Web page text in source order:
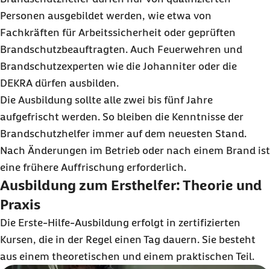
Personen ausgebildet werden, wie etwa von
Fachkräften für Arbeitssicherheit oder geprüften
Brandschutzbeauftragten. Auch Feuerwehren und
Brandschutzexperten wie die Johanniter oder die
DEKRA dürfen ausbilden.
Die Ausbildung sollte alle zwei bis fünf Jahre
aufgefrischt werden. So bleiben die Kenntnisse der
Brandschutzhelfer immer auf dem neuesten Stand.
Nach Änderungen im Betrieb oder nach einem Brand ist
eine frühere Auffrischung erforderlich.
Ausbildung zum Ersthelfer: Theorie und
Praxis
Die Erste-Hilfe-Ausbildung erfolgt in zertifizierten
Kursen, die in der Regel einen Tag dauern. Sie besteht
aus einem theoretischen und einem praktischen Teil.